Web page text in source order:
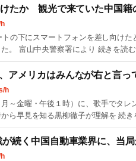
たか 観光で来ていた中国籍
の下にスマートフォンを差し向け
。 富山中央警察署により 続きを読
アメリカはみんなが右と言
h
～金曜・午後１時）に、歌手でタ
ら早見を知る黒柳徹子が理解を 続
続く中国自動車業界に、当